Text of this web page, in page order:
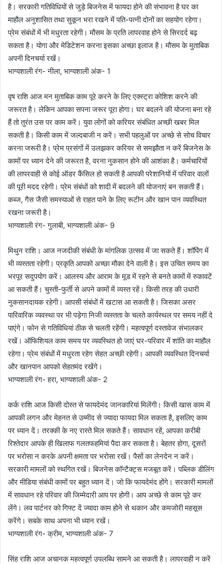
है। सरकारी गतिविधियों से जुड़े बिजनेस में फायदा होने की संभावना है घर का
माहौल अनुशासित तथा सुकून भरा रखने में पति-पत्नी दोनों का सहयोग रहेगा।
प्रेम संबंधों में भी मधुरता रहेगी। मौसम के प्रति लापरवाह होने से सिरदर्द बढ़
सकता है। योगा और मेडिटेशन करना इसका अच्छा इलाज है। मौसम के मुताबिक
अपनी दिनचर्या रखें।
भाग्यशाली रंग- नीला, भाग्यशाली अंक- 1
वृष राशि आज मन मुताबिक काम पूरे करने के लिए एक्स्ट्रा कोशिश करने की
जरूरत है। लेकिन आपका सपना जरूर पूरा होगा। घर बदलने की योजना बना रहे
हैं तो तुरंत उस पर काम करें। युवा लोगों को करियर संबंधित अच्छी खबर मिल
सकती है। किसी काम में जल्दबाजी न करें। सभी पहलुओं पर अच्छे से सोच विचार
करना जरूरी है। प्रेम प्रसंगों में उलझकर करियर से समझौता न करें बिजनेस के
कामों पर ध्यान देने की जरूरत है, वरना नुकसान होने की आशंका है। कर्मचारियों
की लापरवाही से कोई ऑडर कैंसिल हो सकती है आपकी परेशानियों में परिवार वालों
की पूरी मदद रहेगी। प्रेम संबंधों को शादी में बदलने की योजनाएं बन सकती हैं।
कब्ज, गैस जैसी समस्याओं से राहत पाने के लिए रूटीन और खान पान व्यवस्थित
रखना जरूरी है।
भाग्यशाली रंग- गुलाबी, भाग्यशाली अंक- 9
मिथुन राशि। आज नजदीकी संबंधी के मांगलिक उत्सव में जा सकते हैं। शॉपिंग में
भी व्यस्तता रहेगी। प्रकृति आपको अच्छा मौका देने वाली है। इस उचित समय का
भरपूर सदुपयोग करें। आलस्य और आराम के मूड में रहने से बनते कामों में रुकावटें
आ सकती हैं। चुस्ती-फुर्ती से अपने कामों में व्यस्त रहें। किसी तरह की उधारी
नुकसानदायक रहेगी। आपसी संबंधों में खटास आ सकती है। जिसका असर
पारिवारिक व्यवस्था पर भी पड़ेगा निजी व्यस्तता के चलते कार्यस्थल पर समय नहीं दे
पाएंगे। फोन से गतिविधियां ठीक से चलती रहेंगी। महत्वपूर्ण दस्तावेज संभालकर
रखें। ऑफिशियल काम समय पर व्यवस्थित हो जाएं घर-परिवार में शांति का माहौल
रहेगा। प्रेम संबंधों में मधुरता रहेग सेहत अच्छी रहेगी। आपकी व्यवस्थित दिनचर्या
और खानपान आपको सेहतमंद रखेंगे।
भाग्यशाली रंग- हरा, भाग्यशाली अंक- 2
कर्क राशि आज किसी दोस्त से फायदेमंद जानकारियां मिलेंगी। किसी खास काम में
आपकी लगन और मेहनत से उम्मीद से ज्यादा फायदा मिल सकता है, इसलिए काम
पर ध्यान दें। तरक्की के नए रास्ते मिल सकते हैं। सावधान रहें, आपका करीबी
रिश्तेदार आपके ही खिलाफ गलतफहमियां पैदा कर सकता है। बेहतर होगा, दूसरों
पर भरोसा न करके अपनी क्षमता पर भरोसा रखें। पैसों का लेनदेन न करें।
सरकारी मामलों को स्थगित रखें। बिजनेस कॉन्टैक्ट्स मजबूत करें। पब्लिक डीलिंग
और मीडिया संबंधी कामों पर बहुत ध्यान दें। जो कि फायदेमंद होंगे। सरकारी मामलों
में सावधान रहे परिवार की जिम्मेदारी आप पर होगी। आप अच्छे से काम पूरे कर
लेंगे। लव पार्टनर को गिफ्ट दें ज्यादा काम होने से थकान और कमजोरी महसूस
करेंगे। सबके साथ अपना भी ध्यान रखें।
भाग्यशाली रंग- क्रीम, भाग्यशाली अंक- 7
सिंह राशि आज अचानक महत्वपूर्ण उपलब्धि सामने आ सकती है। लापरवाही न करें